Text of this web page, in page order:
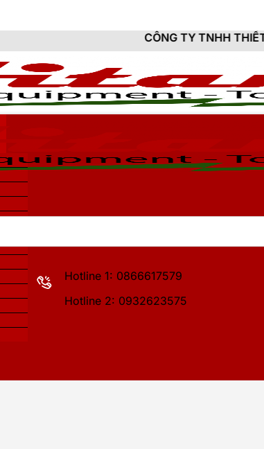
CÔNG TY TNHH THIẾT BỊ DỤNG CỤ
Hotline 1: 0866617579
Hotline 2: 0932623575